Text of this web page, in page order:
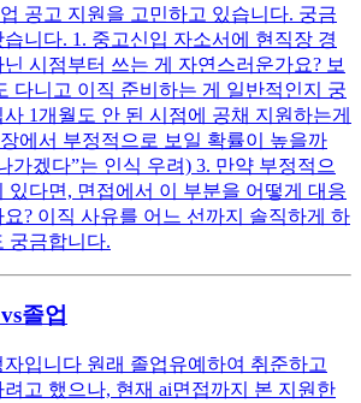
공고 지원을 고민하고 있습니다. 궁금
니다. 1. 중고신입 자소서에 현직장 경
시점부터 쓰는 게 자연스러운가요? 보
다니고 이직 준비하는 게 일반적인지 궁
1개월도 안 된 시점에 공채 지원하는게
에서 부정적으로 보일 확률이 높을까
가겠다”는 인식 우려) 3. 만약 부정적으
있다면, 면접에서 이 부분을 어떻게 대응
? 이직 사유를 어느 선까지 솔직하게 하
궁금합니다.
졸업
자입니다 원래 졸업유예하여 취준하고
려고 했으나, 현재 ai면접까지 본 지원한